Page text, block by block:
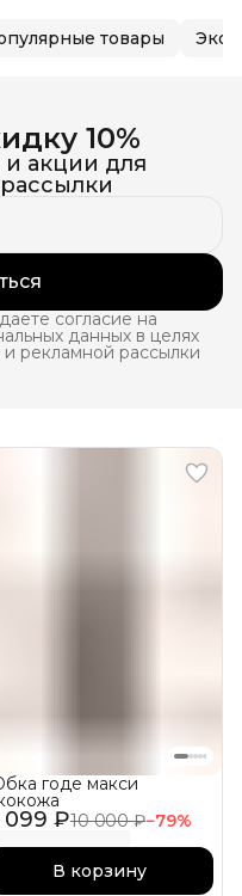
товары
10%
акции для
согласие на
данных в целях
рекламной рассылки
099 ₽10 000 ₽−79%
годе макси
В корзину